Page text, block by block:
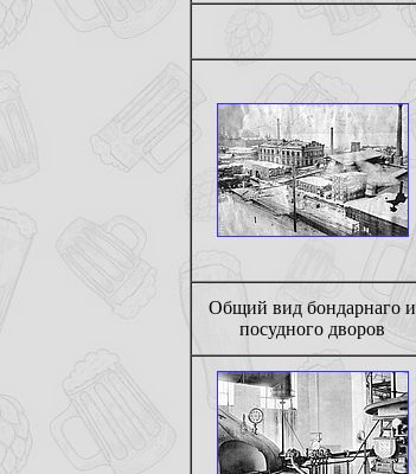
Общий вид бондарнаго и
посудного дворов